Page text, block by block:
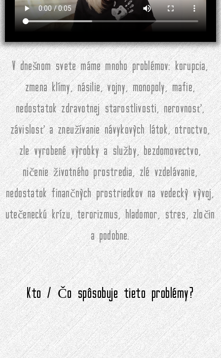
V dnešnom svete máme mnoho problémov: korupcia,
zmena klímy, násilie, vojny, monopoly, mafie,
nedostatok zdravotnej starostlivosti, nerovnosť,
závislosť a zneužívanie návykových látok, otroctvo,
zle vyrobené výrobky a služby, bezdomovectvo,
ničenie životného prostredia, zlé vzdelávanie,
nedostatok finančných prostriedkov na vedecký vývoj,
utečeneckú krízu, terorizmus, hladomor, stres, zločin
a podobne.
Kto / Čo spôsobuje tieto problémy?